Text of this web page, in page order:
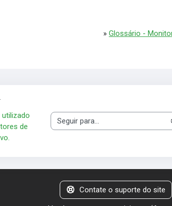
»Glossário -
de
Seguir para...
Contate o suporte do site